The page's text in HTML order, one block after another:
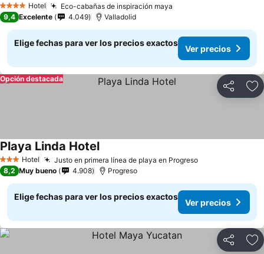
4 EstrellasHotel Eco-cabañas de inspiración maya
9,4 Excelente 4.049 Valladolid
Elige fechas para ver los precios exactos
Ver precios
Compartir
Opción destacada
3 Estrellas
Hotel Justo en primera línea de playa en Progreso
Playa Linda Hotel
8,2 Muy bueno 4.908 Progreso
Elige fechas para ver los precios exactos
Ver precios
Compartir